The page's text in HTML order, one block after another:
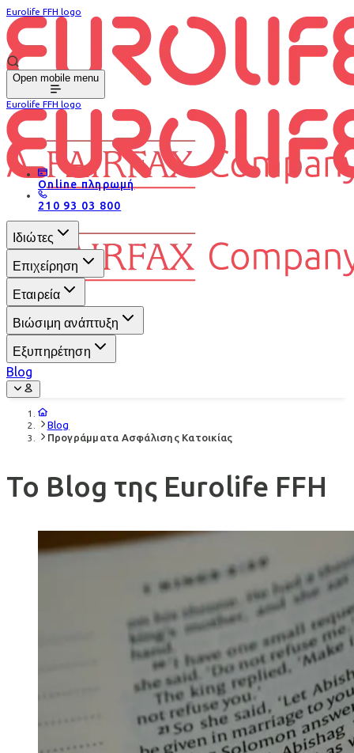
Eurolife FFH logo
Open mobile menu
Eurolife FFH logo
Online πληρωμή
210 93 03 800
Ιδιώτες
Επιχείρηση
Εταιρεία
Βιώσιμη ανάπτυξη
Εξυπηρέτηση
Blog
Blog
Προγράμματα Ασφάλισης Κατοικίας
Το Blog της Eurolife FFH